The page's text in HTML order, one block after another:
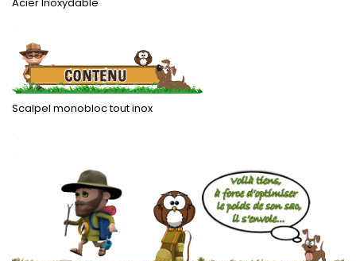
.
Scalpel monobloc tout inox
.
.